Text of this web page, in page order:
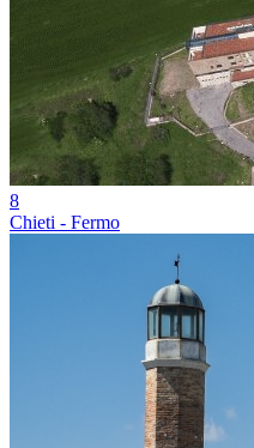
8
Chieti - Fermo